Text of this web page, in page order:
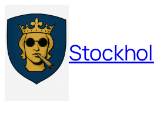
Hoppa
till
innehåll